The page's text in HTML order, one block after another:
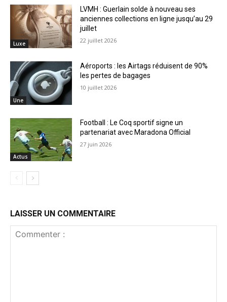
Luxe
LVMH : Guerlain solde à nouveau ses
anciennes collections en ligne jusqu’au 29
juillet
22 juillet 2026
Une
Aéroports : les Airtags réduisent de 90%
les pertes de bagages
10 juillet 2026
Actus
Football : Le Coq sportif signe un
partenariat avec Maradona Official
27 juin 2026
LAISSER UN COMMENTAIRE